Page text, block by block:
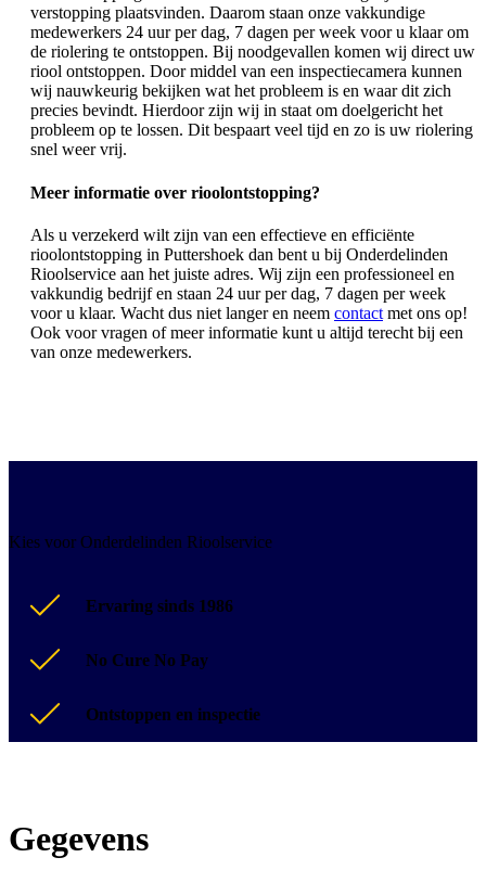
verstopping plaatsvinden. Daarom staan onze vakkundige
medewerkers 24 uur per dag, 7 dagen per week voor u klaar om
de riolering te ontstoppen. Bij noodgevallen komen wij direct uw
riool ontstoppen. Door middel van een inspectiecamera kunnen
wij nauwkeurig bekijken wat het probleem is en waar dit zich
precies bevindt. Hierdoor zijn wij in staat om doelgericht het
probleem op te lossen. Dit bespaart veel tijd en zo is uw riolering
snel weer vrij.
Meer informatie over rioolontstopping?
Als u verzekerd wilt zijn van een effectieve en efficiënte
rioolontstopping in Puttershoek dan bent u bij Onderdelinden
Rioolservice aan het juiste adres. Wij zijn een professioneel en
vakkundig bedrijf en staan 24 uur per dag, 7 dagen per week
voor u klaar. Wacht dus niet langer en neem contact met ons op!
Ook voor vragen of meer informatie kunt u altijd terecht bij een
van onze medewerkers.
Kies voor Onderdelinden Rioolservice
Ervaring sinds 1986
No Cure No Pay
Ontstoppen en inspectie
Gegevens